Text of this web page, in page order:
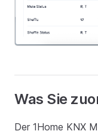
Was Sie
Der 1Home KNX